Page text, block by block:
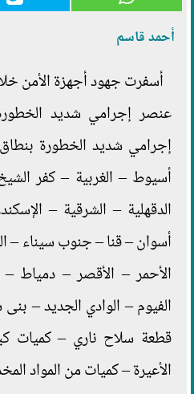
أحمد قاسم
إجرامي شديد الخطورة
أسيوط – الغربية – كفر
الدقهلية – الشرقية –
أسوان – قنا – جنوب سيناء –
الأحمر – الأقصر – دمياط
قطعة سلاح ناري – كميات
الأعيرة – كميات من المواد